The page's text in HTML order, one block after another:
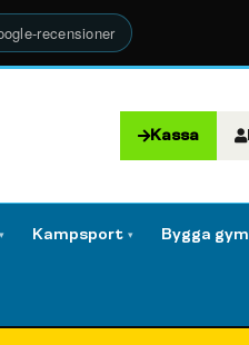
recensioner
Kassa
▾ Kampsport ▾ Bygga gym